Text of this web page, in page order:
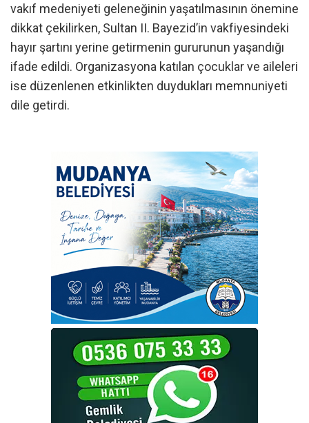
vakıf medeniyeti geleneğinin yaşatılmasının önemine
dikkat çekilirken, Sultan II. Bayezid’in vakfiyesindeki
hayır şartını yerine getirmenin gururunun yaşandığı
ifade edildi. Organizasyona katılan çocuklar ve aileleri
ise düzenlenen etkinlikten duydukları memnuniyeti
dile getirdi.